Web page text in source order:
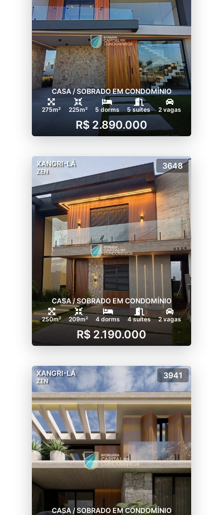
CASA / SOBRADO EM CONDOMÍNIO
275m² 225m² 5 dorms 5 suítes 2 vagas
R$ 2.890.000
XANGRI-LÁ
ZEN
3648
CASA / SOBRADO EM CONDOMÍNIO
250m² 209m² 4 dorms 4 suítes 2 vagas
R$ 2.190.000
XANGRI-LÁ
ZEN
3941
CASA / SOBRADO EM CONDOMÍNIO